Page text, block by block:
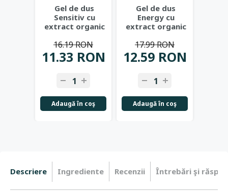
Gel de dus
Sensitiv cu
extract organic
vegan,...
11.33 RON
16.19 RON
Adaugă în coş
Gel de dus
Energy cu
extract organic
vegan, 200ml
12.59 RON
17.99 RON
Adaugă în coş
Descriere Ingrediente Recenzii Întrebări şi